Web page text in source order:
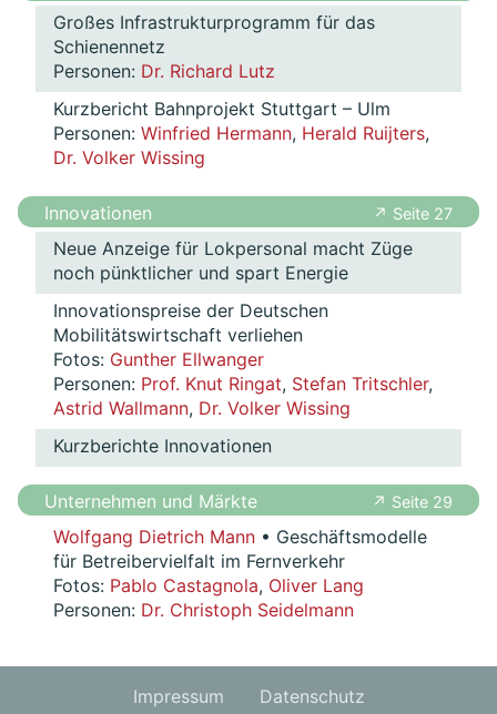
Großes Infrastrukturprogramm für das
Schienennetz
Personen: Dr. Richard Lutz
Kurzbericht Bahnprojekt Stuttgart – Ulm
Personen: Winfried Hermann, Herald Ruijters,
Dr. Volker Wissing
Innovationen ↗ Seite 27
Neue Anzeige für Lokpersonal macht Züge
noch pünktlicher und spart Energie
Innovationspreise der Deutschen
Mobilitätswirtschaft verliehen
Fotos: Gunther Ellwanger
Personen: Prof. Knut Ringat, Stefan Tritschler,
Astrid Wallmann, Dr. Volker Wissing
Kurzberichte Innovationen
Unternehmen und Märkte ↗ Seite 29
Wolfgang Dietrich Mann • Geschäftsmodelle
für Betreibervielfalt im Fernverkehr
Fotos: Pablo Castagnola, Oliver Lang
Personen: Dr. Christoph Seidelmann
Impressum Datenschutz